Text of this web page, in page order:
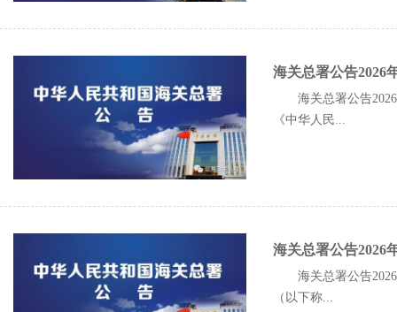
海关总署公告2026
海关总署公告
《中华人民...
海关总署公告2026
海关总署公告
（以下称...